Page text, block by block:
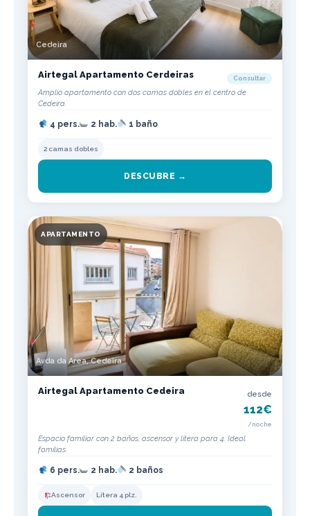
Cedeira
Airtegal Apartamento Cerdeiras Consultar
Amplio apartamento con dos camas dobles en el centro de
Cedeira.
4 pers. 2 hab. 1 baño
2 camas dobles
DESCUBRE →
APARTAMENTO
Avda da Area, Cedeira
Airtegal Apartamento Cedeira desde
112€
/noche
Espacio familiar con 2 baños, ascensor y litera para 4. Ideal
familias.
6 pers. 2 hab. 2 baños
Ascensor Litera 4 plz.